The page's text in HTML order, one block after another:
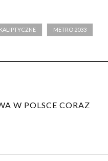
METRO 2033
W POLSCE CORAZ